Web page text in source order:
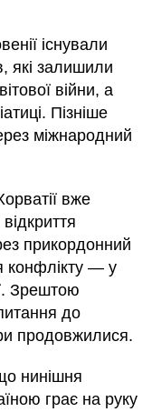
існували
які залишили
війни, а
Пізніше
міжнародний
вже
прикордонний
конфлікту — у
Зрештою
до
продовжилися.
нинішня
грає на руку